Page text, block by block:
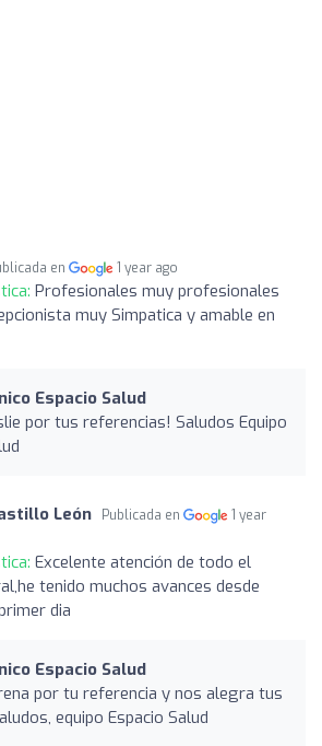
en 1 year ago
Profesionales muy profesionales
muy Simpatica y amable en
Espacio Salud
por tus referencias! Saludos Equipo
León Publicada en
1 year
Excelente atención de todo el
tenido muchos avances desde
dia
Espacio Salud
por tu referencia y nos alegra tus
equipo Espacio Salud